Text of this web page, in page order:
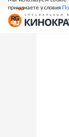
принимаете условия
СВЕЖИЙ НОМЕР